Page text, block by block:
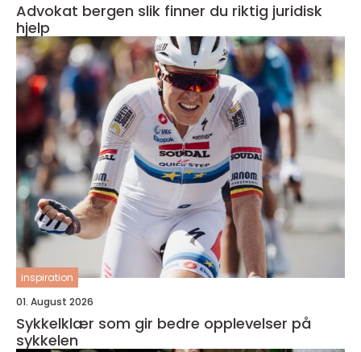
Advokat bergen slik finner du riktig juridisk
hjelp
inspiration
01. August 2026
Sykkelklær som gir bedre opplevelser på
sykkelen